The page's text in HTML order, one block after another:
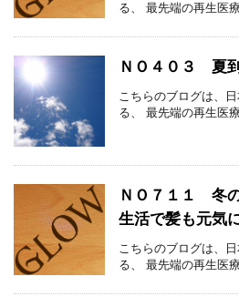
る、 最先端の再生医
ＮＯ４０３ 夏
こちらのブログは、
る、 最先端の再生医
ＮＯ７１１ 冬
生活で髪も元気
こちらのブログは、
る、 最先端の再生医